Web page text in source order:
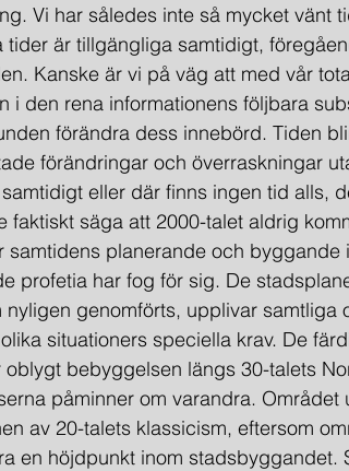
Vi har således inte så mycket vänt
tider är tillgängliga samtidigt,
Kan­ske är vi på väg att med vår
i den rena infor­mationens följbara
förändra dess innebörd. Tiden
förändringar och överrask­ningar
eller där finns ingen tid alls,
faktiskt säga att 2000-talet aldrig
planerande och byggande i
profetia har fog för sig. De
genomförts, upplivar samtliga
situationers speciella krav. De
bebyggelsen längs 30-talets
påminner om varandra.
av 20-talets klassicism, eftersom
en höjdpunkt inom stadsbyggandet.